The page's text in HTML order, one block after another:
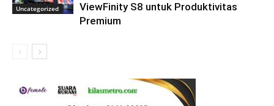
Uncategorized
ViewFinity S8 untuk Produktivitas
Premium